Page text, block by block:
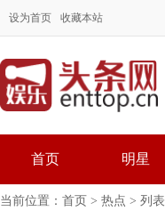
设为首页 收藏本站
首页 明星
当前位置： 首页 > 热点 > 列表